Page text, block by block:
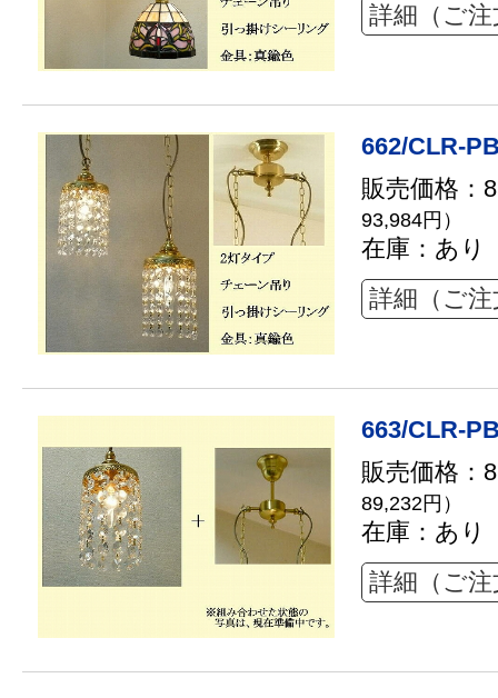
詳細（ご
662/CLR-
販売価格：
93,984円）
在庫：あり
詳細（ご
663/CLR-
販売価格：
89,232円）
在庫：あり
詳細（ご